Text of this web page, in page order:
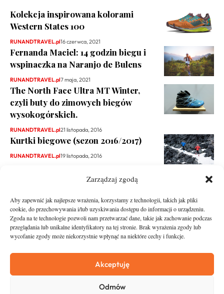
Zarządzaj zgodą
Aby zapewnić jak najlepsze wrażenia, korzystamy z technologii, takich jak pliki
cookie, do przechowywania i/lub uzyskiwania dostępu do informacji o urządzeniu.
Zgoda na te technologie pozwoli nam przetwarzać dane, takie jak zachowanie podczas
przeglądania lub unikalne identyfikatory na tej stronie. Brak wyrażenia zgody lub
wycofanie zgody może niekorzystnie wpłynąć na niektóre cechy i funkcje.
Akceptuję
Odmów
Kolekcja inspirowana kolorami
Western States 100
RUNANDTRAVEL.pl16 czerwca, 2021
Fernanda Maciel: 14 godzin biegu i
wspinaczka na Naranjo de Bulens
RUNANDTRAVEL.pl7 maja, 2021
The North Face Ultra MT Winter,
czyli buty do zimowych biegów
wysokogórskich.
RUNANDTRAVEL.pl21 listopada, 2016
Kurtki biegowe (sezon 2016/2017)
RUNANDTRAVEL.pl19 listopada, 2016
Asfalt
O nas
Zostań Patronem
Kontakt